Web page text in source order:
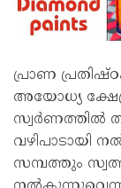
പ്രാണ
അയോധ്യ
സ്വര്‍ണത്തില്‍
വഴിപാടായി
സമ്പത്തും